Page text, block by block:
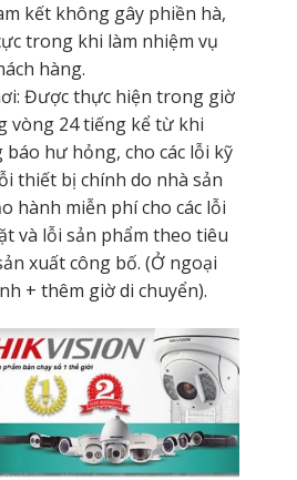
kết không gây phiền hà,
trong khi làm nhiệm vụ
hàng.
Được thực hiện trong giờ
vòng 24 tiếng kể từ khi
hư hỏng, cho các lỗi kỹ
thiết bị chính do nhà sản
hành miễn phí cho các lỗi
và lỗi sản phẩm theo tiêu
xuất công bố. (Ở ngoại
+ thêm giờ di chuyển).